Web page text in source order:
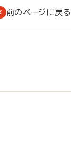
前のページに戻る